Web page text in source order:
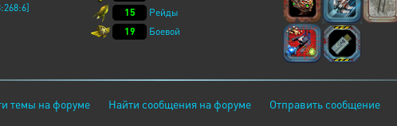
15
Рейды
19
Боевой
темы на форуме Найти сообщения на форуме Отправить сообщение